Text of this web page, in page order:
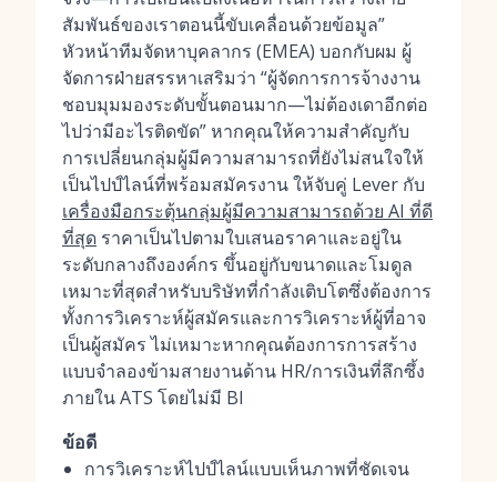
สัมพันธ์ของเราตอนนี้ขับเคลื่อนด้วยข้อมูล”
หัวหน้าทีมจัดหาบุคลากร (EMEA) บอกกับผม ผู้
จัดการฝ่ายสรรหาเสริมว่า “ผู้จัดการการจ้างงาน
ชอบมุมมองระดับขั้นตอนมาก—ไม่ต้องเดาอีกต่อ
ไปว่ามีอะไรติดขัด” หากคุณให้ความสำคัญกับ
การเปลี่ยนกลุ่มผู้มีความสามารถที่ยังไม่สนใจให้
เป็นไปป์ไลน์ที่พร้อมสมัครงาน ให้จับคู่ Lever กับ
เครื่องมือกระตุ้นกลุ่มผู้มีความสามารถด้วย AI ที่ดี
ที่สุด ราคาเป็นไปตามใบเสนอราคาและอยู่ใน
ระดับกลางถึงองค์กร ขึ้นอยู่กับขนาดและโมดูล
เหมาะที่สุดสำหรับบริษัทที่กำลังเติบโตซึ่งต้องการ
ทั้งการวิเคราะห์ผู้สมัครและการวิเคราะห์ผู้ที่อาจ
เป็นผู้สมัคร ไม่เหมาะหากคุณต้องการการสร้าง
แบบจำลองข้ามสายงานด้าน HR/การเงินที่ลึกซึ้ง
ภายใน ATS โดยไม่มี BI
ข้อดี
การวิเคราะห์ไปป์ไลน์แบบเห็นภาพที่ชัดเจน